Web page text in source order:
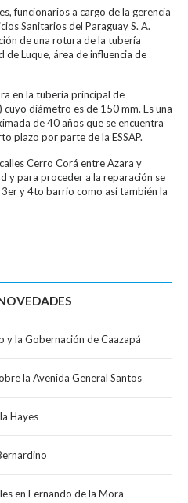
funcionarios a cargo de la gerencia
Sanitarios del Paraguay S. A.
de una rotura de la tubería
de Luque, área de influencia de
en la tubería principal de
diámetro es de 150 mm. Es una
de 40 años que se encuentra
plazo por parte de la ESSAP.
Cerro Corá entre Azara y
y para proceder a la reparación se
y 4to barrio como así también la
y la Gobernación de Caazapá
la Avenida General Santos
Hayes
en Fernando de la Mora